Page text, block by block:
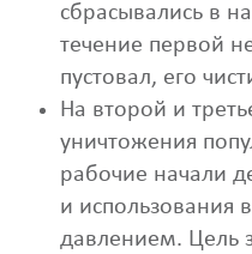
сбрасывались в
течение первой
пустовал, его
На второй и
уничтожения
рабочие начали
и использования
давлением. Цель